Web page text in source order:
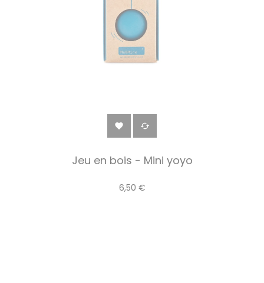
 
Jeu en bois - Mini yoyo
6,50 €